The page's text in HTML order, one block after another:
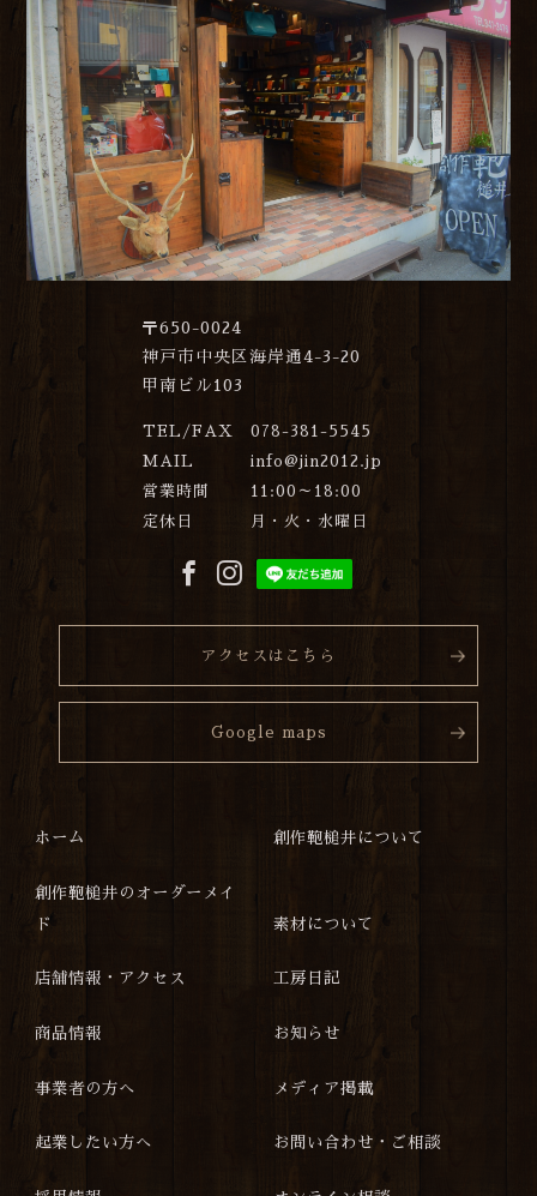
〒650-0024
神戸市中央区海岸通4-3-20
甲南ビル103
TEL/FAX
078-381-5545
MAIL
info@jin2012.jp
営業時間
11:00～18:00
定休日
月・火・水曜日
アクセスはこちら
Google maps
ホーム 創作鞄槌井について
創作鞄槌井のオーダーメイ
ド
素材について
店舗情報・アクセス 工房日記
商品情報 お知らせ
事業者の方へ メディア掲載
起業したい方へ お問い合わせ・ご相談